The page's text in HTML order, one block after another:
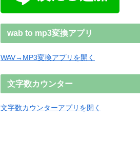
wab to mp3変換アプリ
WAV→MP3変換アプリを開く
文字数カウンター
文字数カウンターアプリを開く